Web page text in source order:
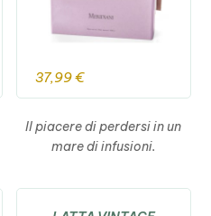
37,99€
Il piacere di perdersi in un
mare di infusioni.